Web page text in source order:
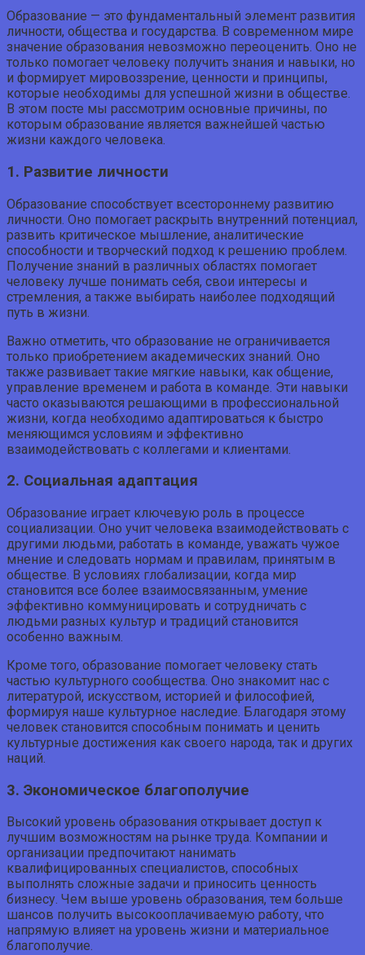
Образование — это фундаментальный элемент развития
личности, общества и государства. В современном мире
значение образования невозможно переоценить. Оно не
только помогает человеку получить знания и навыки, но
и формирует мировоззрение, ценности и принципы,
которые необходимы для успешной жизни в обществе.
В этом посте мы рассмотрим основные причины, по
которым образование является важнейшей частью
жизни каждого человека.
1. Развитие личности
Образование способствует всестороннему развитию
личности. Оно помогает раскрыть внутренний потенциал,
развить критическое мышление, аналитические
способности и творческий подход к решению проблем.
Получение знаний в различных областях помогает
человеку лучше понимать себя, свои интересы и
стремления, а также выбирать наиболее подходящий
путь в жизни.
Важно отметить, что образование не ограничивается
только приобретением академических знаний. Оно
также развивает такие мягкие навыки, как общение,
управление временем и работа в команде. Эти навыки
часто оказываются решающими в профессиональной
жизни, когда необходимо адаптироваться к быстро
меняющимся условиям и эффективно
взаимодействовать с коллегами и клиентами.
2. Социальная адаптация
Образование играет ключевую роль в процессе
социализации. Оно учит человека взаимодействовать с
другими людьми, работать в команде, уважать чужое
мнение и следовать нормам и правилам, принятым в
обществе. В условиях глобализации, когда мир
становится все более взаимосвязанным, умение
эффективно коммуницировать и сотрудничать с
людьми разных культур и традиций становится
особенно важным.
Кроме того, образование помогает человеку стать
частью культурного сообщества. Оно знакомит нас с
литературой, искусством, историей и философией,
формируя наше культурное наследие. Благодаря этому
человек становится способным понимать и ценить
культурные достижения как своего народа, так и других
наций.
3. Экономическое благополучие
Высокий уровень образования открывает доступ к
лучшим возможностям на рынке труда. Компании и
организации предпочитают нанимать
квалифицированных специалистов, способных
выполнять сложные задачи и приносить ценность
бизнесу. Чем выше уровень образования, тем больше
шансов получить высокооплачиваемую работу, что
напрямую влияет на уровень жизни и материальное
благополучие.